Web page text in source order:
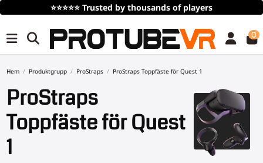
⭐⭐⭐⭐⭐ Trusted by thousands of players
0
Hem Produktgrupp ProStraps ProStraps Toppfäste för Quest 1
ProStraps
Toppfäste för Quest
1